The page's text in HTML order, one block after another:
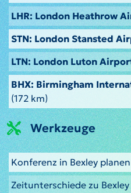
LHR: London Heathrow
STN: London Stansted
LTN: London Luton
BHX: Birmingham
(172 km)
Werkzeuge
Konferenz in Bexley planen
Zeitunterschiede zu